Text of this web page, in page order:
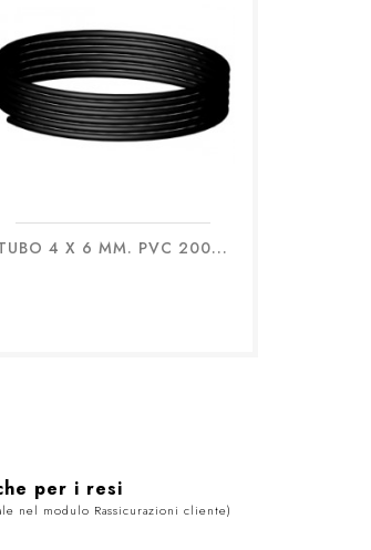
4 X 6 MM. PVC 200...
 Anteprima
per i resi
nel modulo Rassicurazioni cliente)